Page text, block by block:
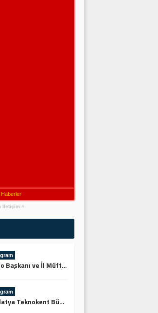
Haberler
İletişim
Baro Başkanı ve İl Müftüsünden Keskin’e Ziyaret
Malatya Teknokent Büyümeye ve Gelişmeye Devam Ediyor